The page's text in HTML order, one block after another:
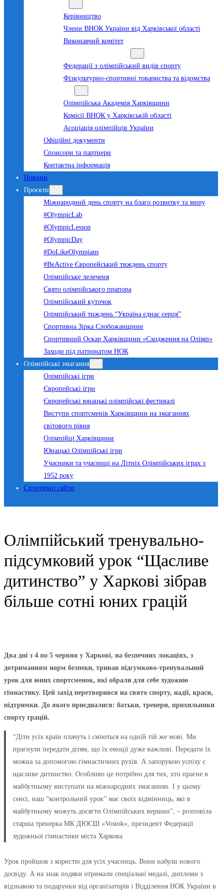
Керівництво
Члени ВНОК України від Харківської області
Виконавчий комітет
Федерації з олімпійський видів спорту
Фізкультурно-спортивні товариства та відомства
Олімпійська Академія Харківщини
Комісії ВНОК у Харківській області
Асоціація олімпійців України
Офіційні документи
Спонсори та партнери
Контактна інформація
Новини
Проєкти
Міжнародний день спорту на благо розвитку та миру
#OlympicLab
#OlympicLesson
#OlympicDay
#DoLikeOlympians
#BeActive Європейський тиждень спорту
Олімпійське лелеченя
Свято олімпійського прапора
Олімпійський куточок
Олімпійський тиждень “Україна єднає серця”
Спортивна Зірка Слобожанщини
Спортивний Оскар Харківщини «Сходження на Олімп»
Заходи під патронатом НОК
Олімпійські змагання
Олімпійські ігри
Європейські ігри
Європейські юнацькі олімпійські фестивалі
Виступи спортсменів Харківщини на змаганнях
світового рівня
Олімпійці Харківщини
Юнацькі Олімпійські ігри
Учасники та учасниці на Літніх Олімпійських іграх з
1952 року
Спортивні сайти
Олімпійський тренувально-
підсумковий урок “Щасливе
дитинство” у Харкові зібрав
більше сотні юних грацій
Два дні з 4 по 5 червня у Харкові, на безпечних локаціях, з
дотриманням норм безпеки, тривав підсумково-тренувальний
урок для юних спортсменок, які обрали для себе художню
гімнастику. Цей захід перетворився на свято спорту, надії, краси,
підтримки. До якого приєдналися: батьки, тренери, прихильники
спорту грацій.
“Діти усіх країн плачуть і сміються на одній тій же мові. Ми
прагнули передати дітям, що їх емоції дуже важливі. Передати їх
можна за допомогою гімнастичних рухів. А запорукою успіху є
щасливе дитинство. Особливо це потрібно для тих, хто прагне в
майбутньому виступати на міжнародних змаганнях. І у цьому
сенсі, наш “контрольний урок” має своїх відмінниць, які в
майбутньому можуть досягти Олімпійських вершин”, – розповіла
старша тренерка МК ДЮСШ «Vostok», президент Федерації
художньої гімнастики міста Харкова.
Урок пройшов з користю для усіх учасниць. Вони набули нового
досвіду. А на знак подяки отримали спеціальні медалі, дипломи з
відзнакою та подарунки від організаторів і Відділення НОК України в